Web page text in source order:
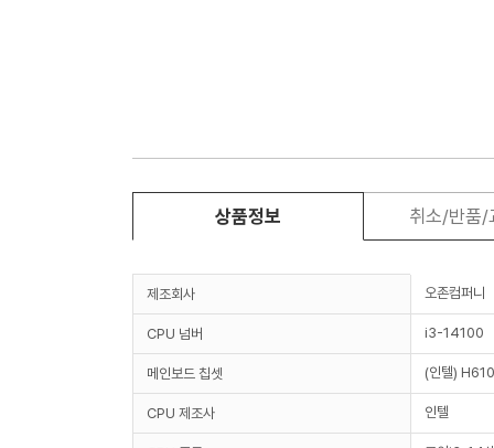
상품정보 취소/반품/
제조회사 오존컴퍼니
CPU 넘버 i3-14100
메인보드 칩셋 (인텔) H610
CPU 제조사 인텔